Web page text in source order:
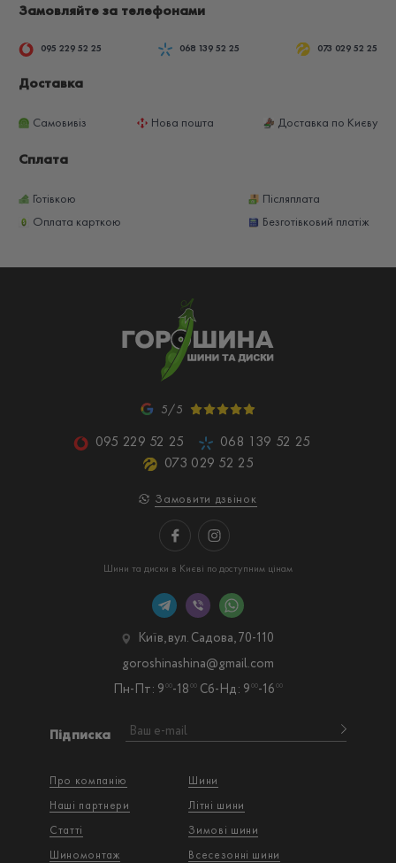
Замовляйте за телефонами
095 229 52 25 068 139 52 25 073 029 52 25
Доставка
Самовивіз Нова пошта Доставка по Києву
Сплата
Готівкою
Післяплата
Оплата карткою
Безготівковий платіж
5/5
095 229 52 25
068 139 52 25
073 029 52 25
Замовити дзвінок
Шини та диски в Києві по доступним цінам
Про компанію
Наші партнери
Статті
Шиномонтаж
Шини
Літні шини
Зимові шини
Всесезонні шини
Підписка
Київ, вул. Садова, 70-110
Пн-Пт: 9 00-18 00 Сб-Нд: 9 00-16 00
goroshinashina@gmail.com